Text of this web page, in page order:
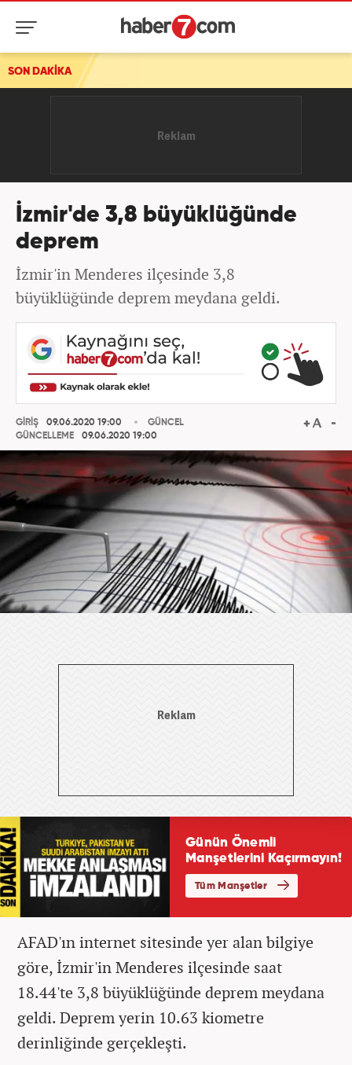
SON DAKİKA
İzmir'de 3,8 büyüklüğünde
deprem
İzmir'in Menderes ilçesinde 3,8
büyüklüğünde deprem meydana geldi.
GİRİŞ
09.06.2020 19:00
GÜNCELLEME
09.06.2020 19:00
GÜNCEL
AFAD'ın internet sitesinde yer alan bilgiye
göre, İzmir'in Menderes ilçesinde saat
18.44'te 3,8 büyüklüğünde deprem meydana
geldi. Deprem yerin 10.63 kiometre
derinliğinde gerçekleşti.